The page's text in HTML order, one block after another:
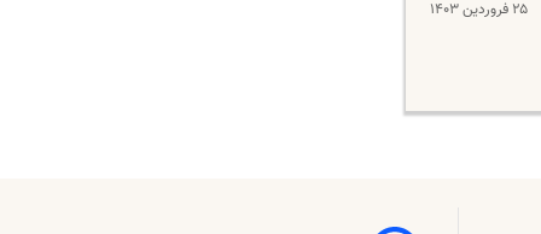
۲۵ فروردین ۱۴۰۳